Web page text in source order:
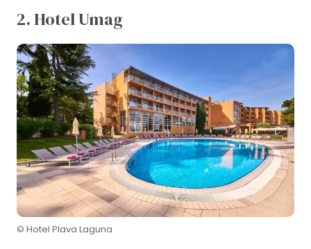
2. Hotel Umag
© Hotel Plava Laguna